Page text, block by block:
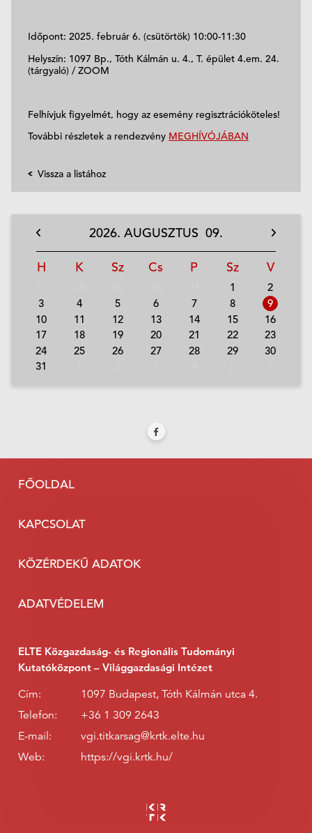
Időpont: 2025. február 6. (csütörtök) 10:00-11:30
Helyszín: 1097 Bp., Tóth Kálmán u. 4., T. épület 4.em. 24.
(tárgyaló) / ZOOM
Felhívjuk figyelmét, hogy az esemény regisztrációköteles!
További részletek a rendezvény MEGHÍVÓJÁBAN
Vissza a listához
2026. AUGUSZTUS 09.
H K Sz Cs P Sz V
1
2
3
4 5 6 7 8
9
10
11 12 13 14 15
16
17
18 19 20 21 22
23
24
25 26 27 28 29
30
31
FŐOLDAL
KAPCSOLAT
KÖZÉRDEKŰ ADATOK
ADATVÉDELEM
ELTE Közgazdaság- és Regionális Tudományi
Kutatóközpont – Világgazdasági Intézet
Cím:
1097 Budapest, Tóth Kálmán utca 4.
Telefon:
+36 1 309 2643
E-mail:
vgi.titkarsag@krtk.elte.hu
Web:
https://vgi.krtk.hu/